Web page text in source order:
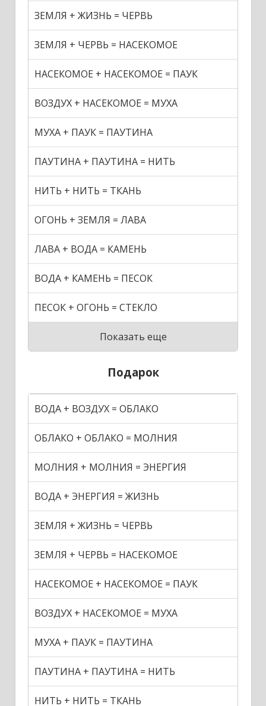
ЗЕМЛЯ + ЖИЗНЬ = ЧЕРВЬ
ЗЕМЛЯ + ЧЕРВЬ = НАСЕКОМОЕ
НАСЕКОМОЕ + НАСЕКОМОЕ = ПАУК
ВОЗДУХ + НАСЕКОМОЕ = МУХА
МУХА + ПАУК = ПАУТИНА
ПАУТИНА + ПАУТИНА = НИТЬ
НИТЬ + НИТЬ = ТКАНЬ
ОГОНЬ + ЗЕМЛЯ = ЛАВА
ЛАВА + ВОДА = КАМЕНЬ
ВОДА + КАМЕНЬ = ПЕСОК
ПЕСОК + ОГОНЬ = СТЕКЛО
Показать еще
Подарок
ВОДА + ВОЗДУХ = ОБЛАКО
ОБЛАКО + ОБЛАКО = МОЛНИЯ
МОЛНИЯ + МОЛНИЯ = ЭНЕРГИЯ
ВОДА + ЭНЕРГИЯ = ЖИЗНЬ
ЗЕМЛЯ + ЖИЗНЬ = ЧЕРВЬ
ЗЕМЛЯ + ЧЕРВЬ = НАСЕКОМОЕ
НАСЕКОМОЕ + НАСЕКОМОЕ = ПАУК
ВОЗДУХ + НАСЕКОМОЕ = МУХА
МУХА + ПАУК = ПАУТИНА
ПАУТИНА + ПАУТИНА = НИТЬ
НИТЬ + НИТЬ = ТКАНЬ